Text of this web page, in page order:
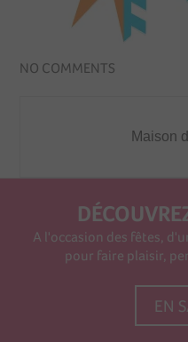
NO COMMENTS
Maison
A l'occasion des fêtes,
pour faire plaisir,
EN